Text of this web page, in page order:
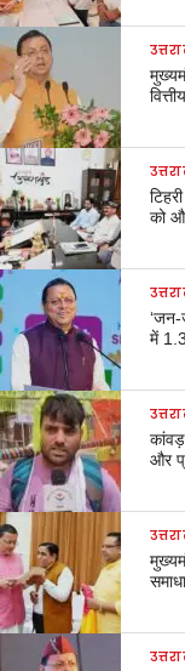
को
में
और